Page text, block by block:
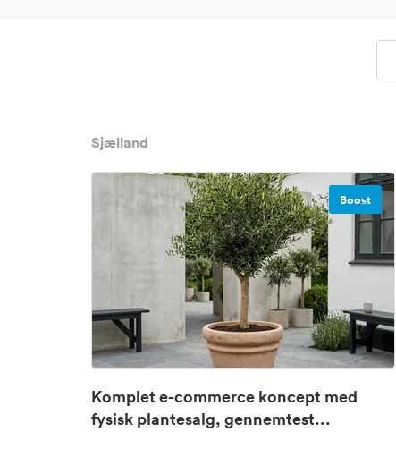
Sjælland
Boost
Komplet e-commerce koncept med
fysisk plantesalg, gennemtest...